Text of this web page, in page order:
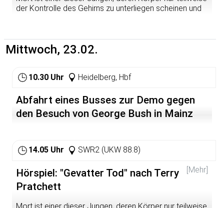
der Kontrolle des Gehirns zu unterliegen scheinen und
Gewerbemarkt niemand eine Lehrstelle anbietet.
Niemand ­ bis auf Gevatter Tod. Da Sterben für den Job
nicht obligatorisch ist, nimmt Mort das Angebot des
Tods schnippische Tochter Ysabell und den mürrischen
Arbeit statt traditioneller skelettener Pferde erstklassige
Rösser aus Fleisch und Blut bevorzugt, deren Verdauung
leider verdammt gut funktioniert.
Mittwoch, 23.02.
10.30 Uhr Heidelberg, Hbf
Abfahrt eines Busses zur Demo gegen
den Besuch von George Bush in Mainz
14.05 Uhr SWR2 (UKW 88.8)
[Mehr]
Hörspiel: "Gevatter Tod" nach Terry
Pratchett